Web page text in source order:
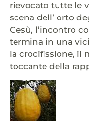
rievocato tutte le
scena dell’ orto
Gesù, l’incontro
termina in una
la crocifissione, il
toccante della